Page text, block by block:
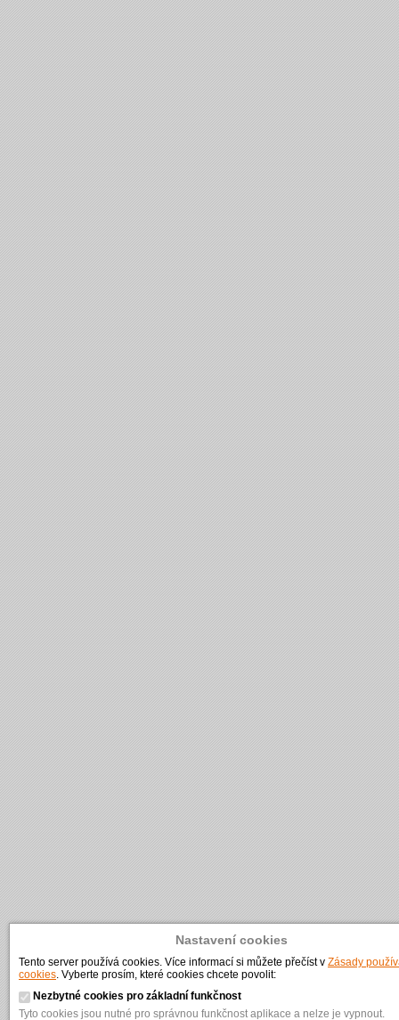
Nastavení cookies
Tento server používá cookies. Více informací si můžete přečíst v Zásady
cookies. Vyberte prosím, které cookies chcete povolit:
Nezbytné cookies pro základní funkčnost
Tyto cookies jsou nutné pro správnou funkčnost aplikace a nelze je vypnout.